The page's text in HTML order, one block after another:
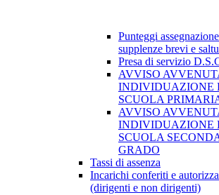
Punteggi
supplenze brevi e
Presa di servizio
AVVISO
INDIVIDUAZIONE
SCUOLA
AVVISO
INDIVIDUAZIONE
SCUOLA
GRADO
Tassi di assenza
Incarichi conferiti e
(dirigenti e non dirigenti)